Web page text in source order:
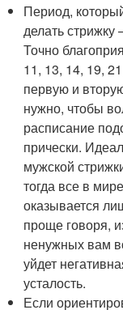
Период,
делать стрижку
Точно
11, 13, 14, 19,
первую и
нужно, чтобы
расписание
прически.
мужской
тогда все в
оказывается
проще говоря,
ненужных вам
уйдет
усталость.
Если